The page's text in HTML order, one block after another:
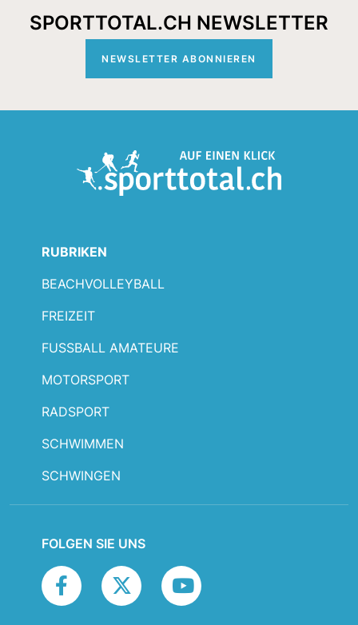
SPORTTOTAL.CH NEWSLETTER
NEWSLETTER ABONNIEREN
RUBRIKEN
BEACHVOLLEYBALL
FREIZEIT
FUSSBALL AMATEURE
MOTORSPORT
RADSPORT
SCHWIMMEN
SCHWINGEN
FOLGEN SIE UNS